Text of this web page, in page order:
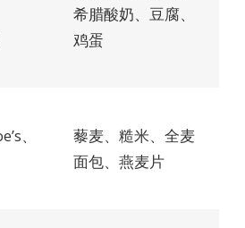
希腊酸奶、豆腐、
鸡蛋
、
藜麦、糙米、全麦
面包、燕麦片